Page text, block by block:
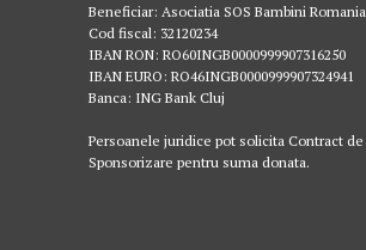
Beneficiar: Asociatia SOS Bambini Romania
Cod fiscal: 32120234
IBAN RON: RO60INGB0000999907316250
IBAN EURO: RO46INGB0000999907324941
Banca: ING Bank Cluj
Persoanele juridice pot solicita Contract de
Sponsorizare pentru suma donata.